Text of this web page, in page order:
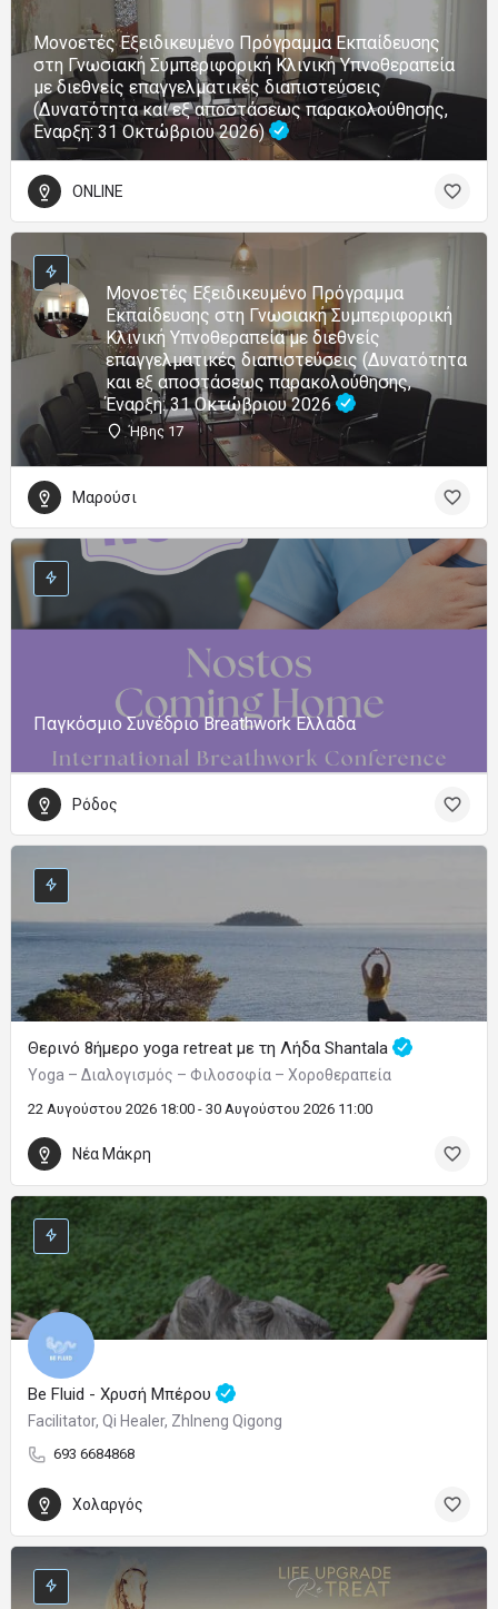
Μονοετές Εξειδικευμένο Πρόγραμμα Εκπαίδευσης
στη Γνωσιακή Συμπεριφορική Κλινική Υπνοθεραπεία
με διεθνείς επαγγελματικές διαπιστεύσεις
(Δυνατότητα και εξ αποστάσεως παρακολούθησης,
Έναρξη: 31 Οκτώβριου 2026)
ONLINE
Μονοετές Εξειδικευμένο Πρόγραμμα
Εκπαίδευσης στη Γνωσιακή Συμπεριφορική
Κλινική Υπνοθεραπεία με διεθνείς
επαγγελματικές διαπιστεύσεις (Δυνατότητα
και εξ αποστάσεως παρακολούθησης,
Έναρξη: 31 Οκτώβριου 2026
Ήβης 17
Μαρούσι
Παγκόσμιο Συνέδριο Breathwork Ελλαδα
Ρόδος
Θερινό 8ήμερο yoga retreat με τη Λήδα Shantala
Yoga – Διαλογισμός – Φιλοσοφία – Χοροθεραπεία
22 Αυγούστου 2026 18:00 - 30 Αυγούστου 2026 11:00
Νέα Μάκρη
Be Fluid - Χρυσή Μπέρου
Facilitator, Qi Healer, ZhIneng Qigong
693 6684868
Χολαργός